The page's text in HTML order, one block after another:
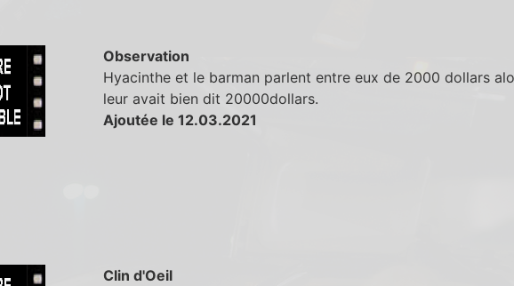
Observation
Hyacinthe et le barman parlent entre eux de 2000 dollars
leur avait bien dit 20000dollars.
Ajoutée le 12.03.2021
Clin d'Oeil